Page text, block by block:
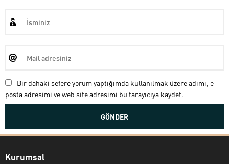
Bir dahaki sefere yorum yaptığımda kullanılmak üzere adımı, e-
posta adresimi ve web site adresimi bu tarayıcıya kaydet.
Kurumsal